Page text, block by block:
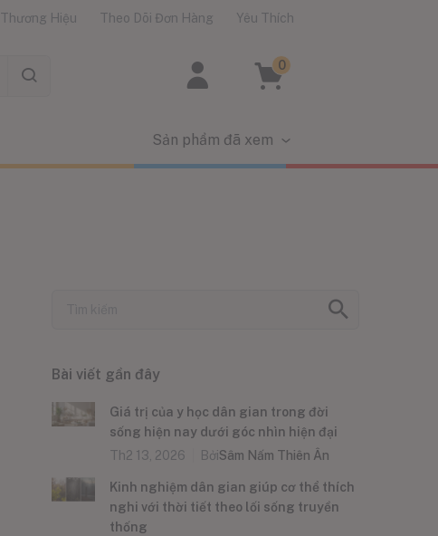
Thương Hiệu Theo Dõi Đơn Hàng Yêu Thích
0
Sản phẩm đã xem
Bài viết gần đây
Giá trị của y học dân gian trong đời
sống hiện nay dưới góc nhìn hiện đại
Th2 13, 2026
BởiSâm Nấm Thiên Ân
Kinh nghiệm dân gian giúp cơ thể thích
nghi với thời tiết theo lối sống truyền
thống